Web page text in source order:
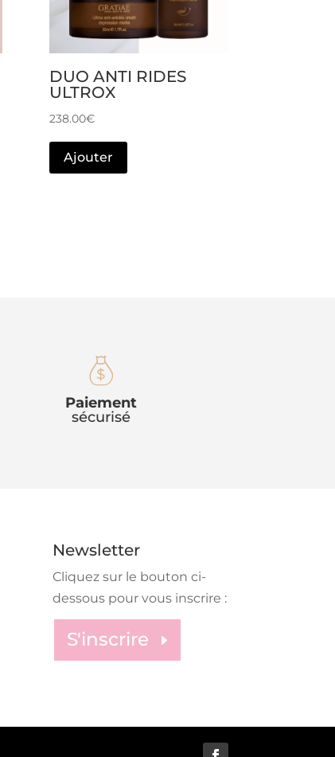
DUO ANTI RIDES
ULTROX
238.00€
Ajouter
m
y
b
a
g
ic
Paiement
sécurisé
Newsletter
Cliquez sur le bouton ci-
dessous pour vous inscrire :
S'inscrire